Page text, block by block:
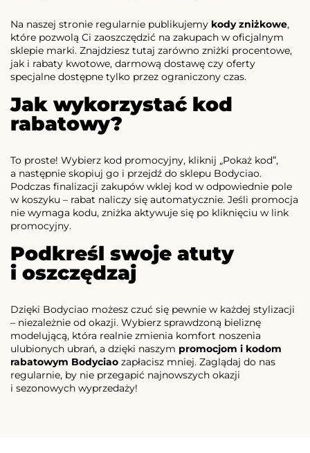
Na naszej stronie regularnie publikujemy kody zniżkowe,
które pozwolą Ci zaoszczędzić na zakupach w oficjalnym
sklepie marki. Znajdziesz tutaj zarówno zniżki procentowe,
jak i rabaty kwotowe, darmową dostawę czy oferty
specjalne dostępne tylko przez ograniczony czas.
Jak wykorzystać kod
rabatowy?
To proste! Wybierz kod promocyjny, kliknij „Pokaż kod”,
a następnie skopiuj go i przejdź do sklepu Bodyciao.
Podczas finalizacji zakupów wklej kod w odpowiednie pole
w koszyku – rabat naliczy się automatycznie. Jeśli promocja
nie wymaga kodu, zniżka aktywuje się po kliknięciu w link
promocyjny.
Podkreśl swoje atuty
i oszczędzaj
Dzięki Bodyciao możesz czuć się pewnie w każdej stylizacji
– niezależnie od okazji. Wybierz sprawdzoną bieliznę
modelującą, która realnie zmienia komfort noszenia
ulubionych ubrań, a dzięki naszym promocjom i kodom
rabatowym Bodyciao zapłacisz mniej. Zaglądaj do nas
regularnie, by nie przegapić najnowszych okazji
i sezonowych wyprzedaży!